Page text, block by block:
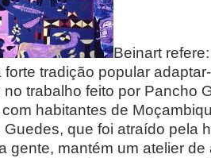
Beinart
forte tradição popular
trabalho feito por Pancho
habitantes de
que foi atraído pela
gente, mantém um atelier